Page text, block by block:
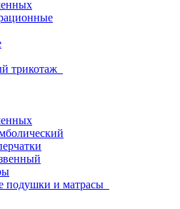
трикотаж
подушки и матрасы